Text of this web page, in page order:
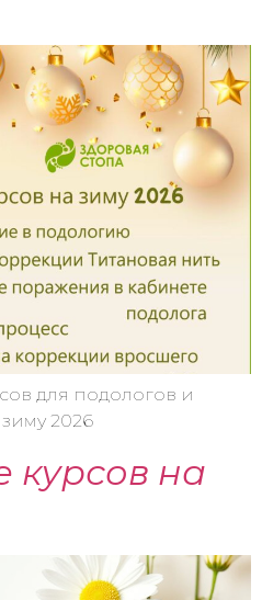
для подологов и
2026
курсов на